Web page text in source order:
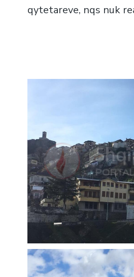
qytetareve, nqs nuk